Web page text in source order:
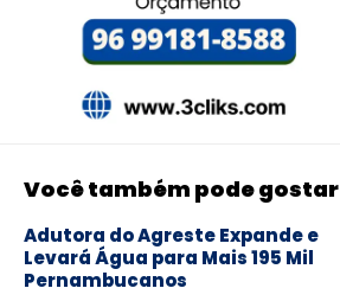
Você também pode gostar
Adutora do Agreste Expande e
Levará Água para Mais 195 Mil
Pernambucanos